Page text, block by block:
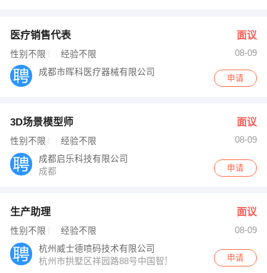
医疗销售代表 面议
性别不限 经验不限
08-09
成都市晖科医疗器械有限公司
申请
3D场景模型师 面议
性别不限 经验不限
08-09
成都启乐科技有限公司
成都
申请
生产助理 面议
性别不限 经验不限
08-09
杭州威士德喷码技术有限公司
杭州市拱墅区祥园路88号中国智慧园K座401
申请